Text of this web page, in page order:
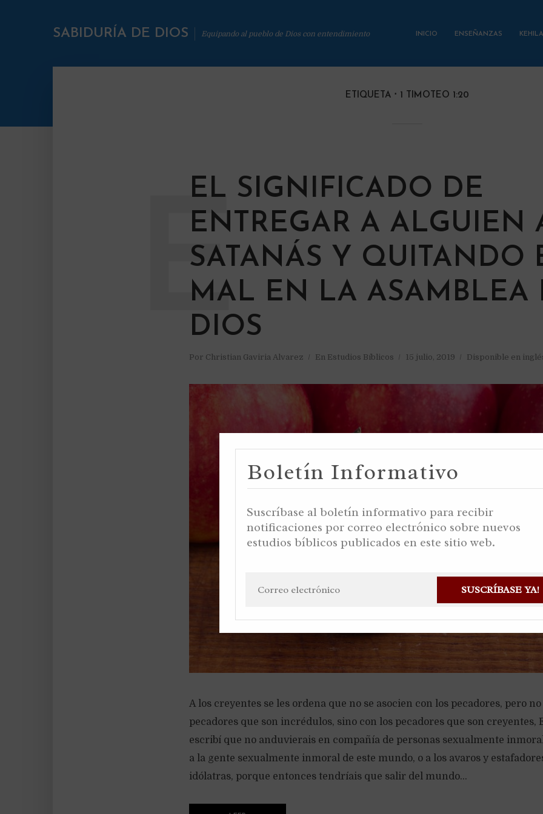
SABIDURÍA DE DIOS Equipando al pueblo de Dios con entendimiento INICIO ENSEÑANZAS
ETIQUETA 1 TIMOTEO 1:20
EL SIGNIFICADO DE
ENTREGAR A ALGUIEN
SATANÁS Y QUITANDO
MAL EN LA ASAMBLEA
DIOS
Por Christian Gaviria Alvarez En Estudios Bíblicos 15 julio, 2019 Disponible en
E
A los creyentes se les ordena que no se asocien con los pecadores, pero
pecadores que son incrédulos, sino con los pecadores que son creyentes,
escribí que no anduvierais en compañía de personas sexualmente
a la gente sexualmente inmoral de este mundo, o a los avaros y
idólatras, porque entonces tendríais que salir del mundo...
SUSCRÍBASE YA!
Boletín Informativo
Suscríbase al boletín informativo para recibir
notificaciones por correo electrónico sobre nuevos
estudios bíblicos publicados en este sitio web.